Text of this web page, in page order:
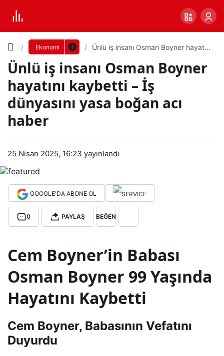
Ekonomi
Ünlü iş insanı Osman Boyner hayatını
acı haber
Ünlü iş insanı Osman Boyner
hayatını kaybetti – İş
dünyasını yasa boğan acı
haber
25 Nisan 2025, 16:23 yayınlandı
GOOGLE'DA ABONE OL
0 PAYLAŞ BEĞEN
Cem Boyner’in Babası
Osman Boyner 99 Yaşında
Hayatını Kaybetti
Cem Boyner, Babasının Vefatını
Duyurdu
Ünl
insa
nı
Os
ner
hay
atını
Yazı
Boyutunu
Ayarla
Küçük 100% Dev
Varsayılana
dön